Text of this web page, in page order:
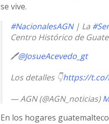
se vive.
#NacionalesAGN| La
Centro Histórico de
🖊️@JosueAcevedo_gt
Los detalles 👇https://t.co/
— AGN (@AGN_noticias)
En los hogares